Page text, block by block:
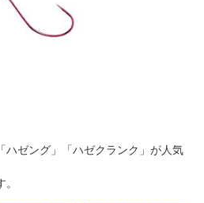
ハゼング」「ハゼクランク」が人気